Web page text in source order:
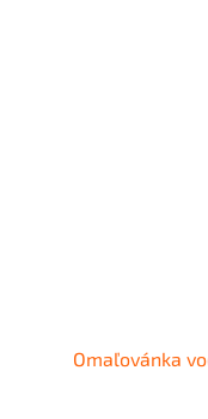
Omaľovánka